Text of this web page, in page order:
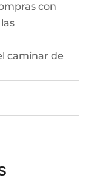
con
caminar de